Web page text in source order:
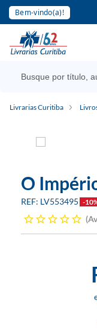
Bem-vindo(a)!
Livrarias Curitiba
O
LV553495 -